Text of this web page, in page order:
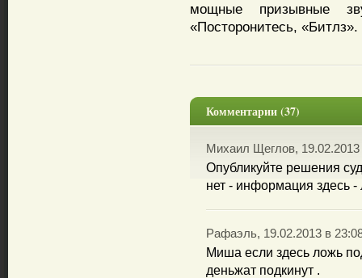
мощные призывные
«Посторонитесь, «Битлз».
Комментарии (37)
Михаил Щеглов, 19.02.2013
Опубликуйте решения
нет - информация здесь -
Рафаэль, 19.02.2013 в
Миша если здесь ложь
деньжат подкинут .